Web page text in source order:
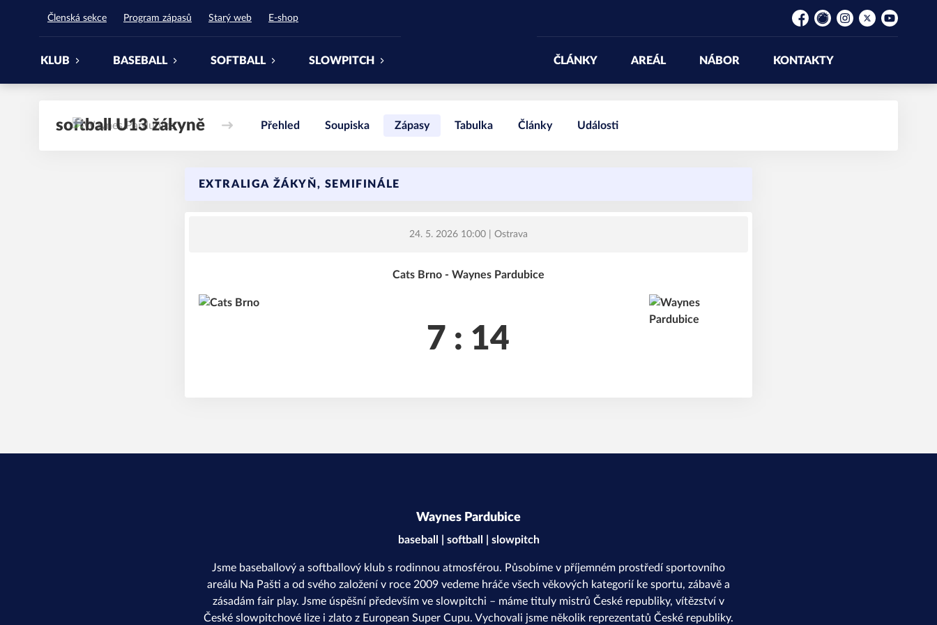
Členská sekce Program zápasů Starý web E-shop
Facebook
Rajče InstagramPlatform X
YouTube
KLUB BASEBALL SOFTBALL SLOWPITCH ČLÁNKY AREÁL NÁBOR KONTAKTY
softball U13 žákyně Přehled Soupiska Zápasy Tabulka Články Události
EXTRALIGA ŽÁKYŇ, SEMIFINÁLE
24. 5. 2026 10:00| Ostrava
Cats Brno - Waynes Pardubice
7 : 14
Waynes Pardubice
baseball | softball | slowpitch
Jsme baseballový a softballový klub s rodinnou atmosférou. Působíme v příjemném prostředí sportovního
areálu Na Pašti a od svého založení v roce 2009 vedeme hráče všech věkových kategorií ke sportu, zábavě a
zásadám fair play. Jsme úspěšní především ve slowpitchi – máme tituly mistrů České republiky, vítězství v
České slowpitchové lize i zlato z European Super Cupu. Vychovali jsme několik reprezentatů České republiky.